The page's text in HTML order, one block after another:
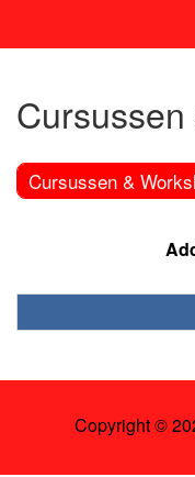
Cursussen &
Copyright ©